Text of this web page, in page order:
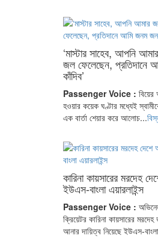
‘মাস্টার সাহেব, আপনি
জল ফেলেছেন, প্রতিদানে
কাঁদিব’
Passenger Voice : বিয়ের
হওয়ার কয়েক ঘণ্টার মধ্যেই
এক বার্তা শেয়ার করে আলোচ...
কারিনা কায়সারের মরদেহ
ইউএস-বাংলা এয়ারলাইন্স
Passenger Voice :
ক্রিয়েটর কারিনা কায়সারের
আনার দায়িত্ব নিয়েছে ইউএস-